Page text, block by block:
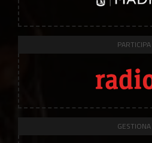
PARTICIPA
GESTIONA